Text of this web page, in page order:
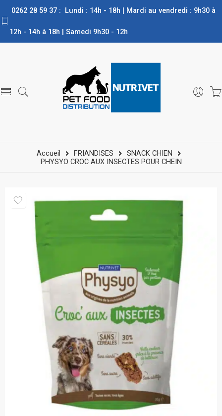
0262 28 59 37 : Lundi : 14h - 18h | Mardi au vendredi : 9h30 à
12h - 14h à 18h | Samedi 9h30 - 12h
Accueil FRIANDISES
SNACK CHIEN
PHYSYO CROC AUX INSECTES POUR CHEIN